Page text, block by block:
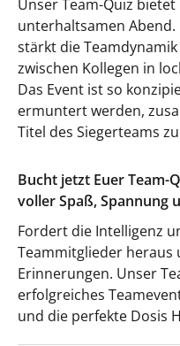
Unser Team-Quiz
unterhaltsamen
stärkt die
zwischen Kollegen in
Das Event ist so
ermuntert werden,
Titel des Siegerteams
Bucht jetzt Euer Team-
voller Spaß, Spannung
Fordert die Intelligenz
Teammitglieder heraus
Erinnerungen. Unser
erfolgreiches
und die perfekte Dosis